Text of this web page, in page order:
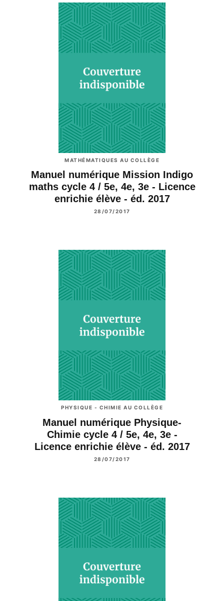
MATHÉMATIQUES AU COLLÈGE
Manuel numérique Mission Indigo
maths cycle 4 / 5e, 4e, 3e - Licence
enrichie élève - éd. 2017
28/07/2017
PHYSIQUE - CHIMIE AU COLLÈGE
Manuel numérique Physique-
Chimie cycle 4 / 5e, 4e, 3e -
Licence enrichie élève - éd. 2017
28/07/2017